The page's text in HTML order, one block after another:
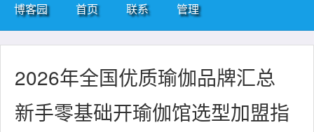
博客园 首页 联系 管理
2026年全国优质瑜伽品牌汇总
新手零基础开瑜伽馆选型加盟指